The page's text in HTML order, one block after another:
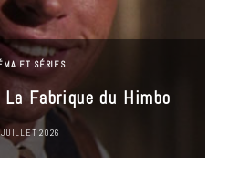
ET SÉRIES
Fabrique du Himbo
2026